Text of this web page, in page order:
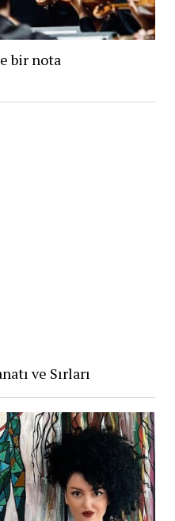
bir nota
ve Sırları